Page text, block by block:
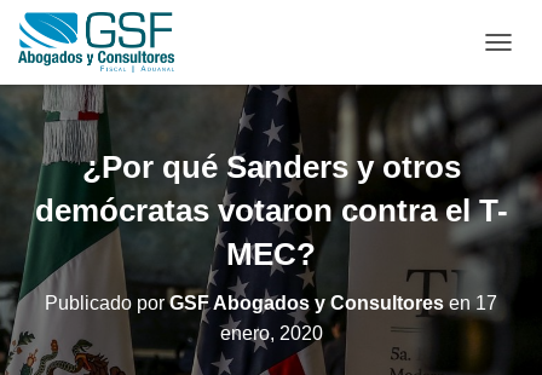
A
M
A
R
M
¿Por qué Sanders y otros
demócratas votaron contra el T-
MEC?
Publicado porGSF Abogados y Consultores en 17
enero, 2020